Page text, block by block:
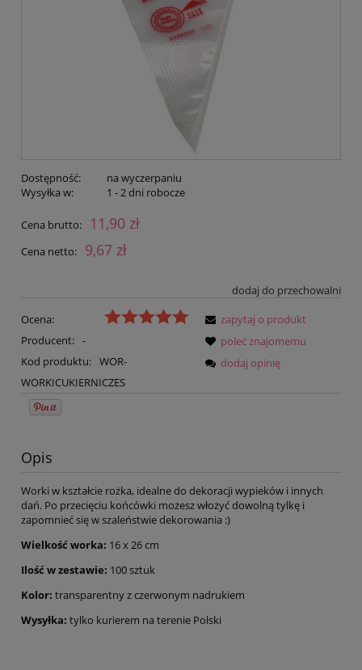
Dostępność:
na wyczerpaniu
Wysyłka w:
1 - 2 dni robocze
Cena brutto: 11,90 zł
Cena netto: 9,67 zł
dodaj do przechowalni
Ocena:
Producent: -
Kod produktu: WOR-
WORKICUKIERNICZES
zapytaj o produkt
poleć znajomemu
dodaj opinię
Opis
Worki w kształcie rożka, idealne do dekoracji wypieków i innych
dań. Po przecięciu końcówki możesz włożyć dowolną tylkę i
zapomnieć się w szaleństwie dekorowania :)
Wielkość worka: 16 x 26 cm
Ilość w zestawie: 100 sztuk
Kolor: transparentny z czerwonym nadrukiem
Wysyłka: tylko kurierem na terenie Polski